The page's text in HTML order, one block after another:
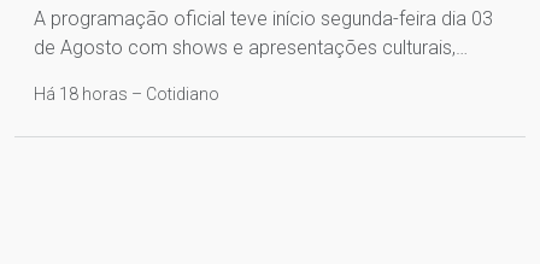
A programação oficial teve início segunda-feira dia 03
de Agosto com shows e apresentações culturais,…
Há 18 horas – Cotidiano